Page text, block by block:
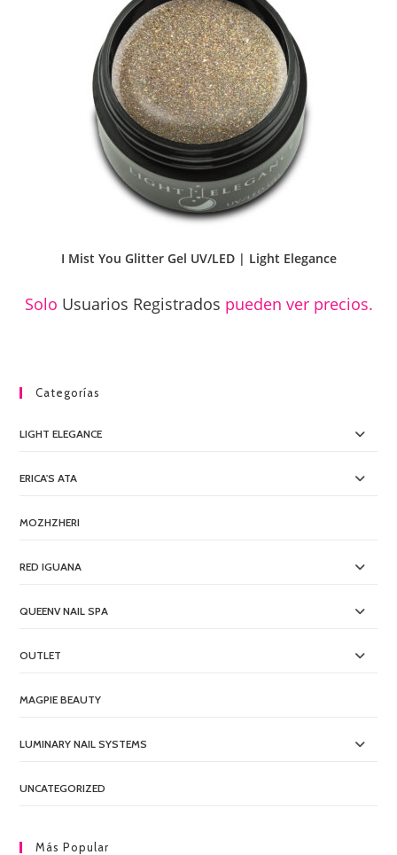
I Mist You Glitter Gel UV/LED | Light Elegance
Solo Usuarios Registrados pueden ver precios.
Categorías
LIGHT ELEGANCE
ERICA'S ATA
MOZHZHERI
RED IGUANA
QUEENV NAIL SPA
OUTLET
MAGPIE BEAUTY
LUMINARY NAIL SYSTEMS
UNCATEGORIZED
Más Popular